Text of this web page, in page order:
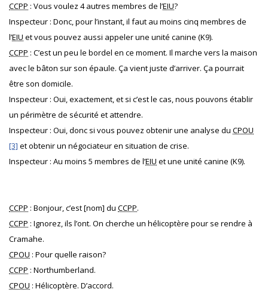
CCPP : Vous voulez 4 autres membres de l’EIU?
Inspecteur : Donc, pour l’instant, il faut au moins cinq membres de
l’EIU et vous pouvez aussi appeler une unité canine (K9).
CCPP : C’est un peu le bordel en ce moment. Il marche vers la maison
avec le bâton sur son épaule. Ça vient juste d’arriver. Ça pourrait
être son domicile.
Inspecteur : Oui, exactement, et si c’est le cas, nous pouvons établir
un périmètre de sécurité et attendre.
Inspecteur : Oui, donc si vous pouvez obtenir une analyse du CPOU
[3] et obtenir un négociateur en situation de crise.
Inspecteur : Au moins 5 membres de l’EIU et une unité canine (K9).
CCPP : Bonjour, c’est [nom] du CCPP.
CCPP : Ignorez, ils l’ont. On cherche un hélicoptère pour se rendre à
Cramahe.
CPOU : Pour quelle raison?
CCPP : Northumberland.
CPOU : Hélicoptère. D’accord.